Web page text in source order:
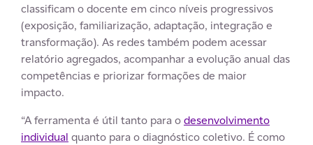
classificam o docente em cinco níveis progressivos
(exposição, familiarização, adaptação, integração e
transformação). As redes também podem acessar
relatório agregados, acompanhar a evolução anual das
competências e priorizar formações de maior
impacto.
“A ferramenta é útil tanto para odesenvolvimento
individual quanto para o diagnóstico coletivo. É como